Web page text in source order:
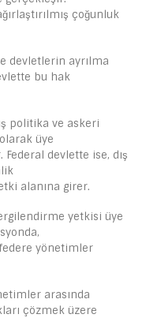
çoğunluk
devletlerin ayrılma
bu hak
politika ve askeri
üye
devlette ise, dış
alanına girer.
yetkisi üye
yönetimler
arasında
çözmek üzere